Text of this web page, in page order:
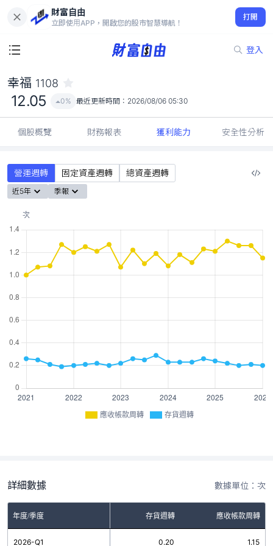
財富自由
立即使用APP，開啟您的股市智慧導航！
打開
登入
12.05
0%
幸福 1108
12.05 0% 最近更新時間： 2026/08/06 05:30
個股概覽 財務報表 獲利能力 安全性分析
營運週轉 固定資產週轉 總資產週轉
近5年 季報
應收帳款周轉 存貨週轉
詳細數據 數據單位：次
年度/季度 存貨週轉 應收帳款周轉
2026-Q1 0.20 1.15